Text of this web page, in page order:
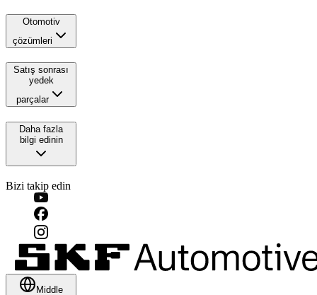
Otomotiv
çözümleri
Satış sonrası
yedek
parçalar
Daha fazla
bilgi edinin
Bizi takip edin
Middle